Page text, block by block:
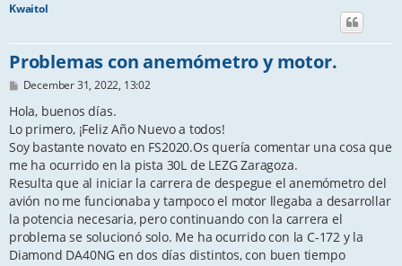
Kwaitol
Problemas con anemómetro y motor.
P
s
December 31, 2022, 13:02
Hola, buenos días.
Lo primero, ¡Feliz Año Nuevo a todos!
Soy bastante novato en FS2020.Os quería comentar una cosa que
me ha ocurrido en la pista 30L de LEZG Zaragoza.
Resulta que al iniciar la carrera de despegue el anemómetro del
avión no me funcionaba y tampoco el motor llegaba a desarrollar
la potencia necesaria, pero continuando con la carrera el
problema se solucionó solo. Me ha ocurrido con la C-172 y la
Diamond DA40NG en dos días distintos, con buen tiempo